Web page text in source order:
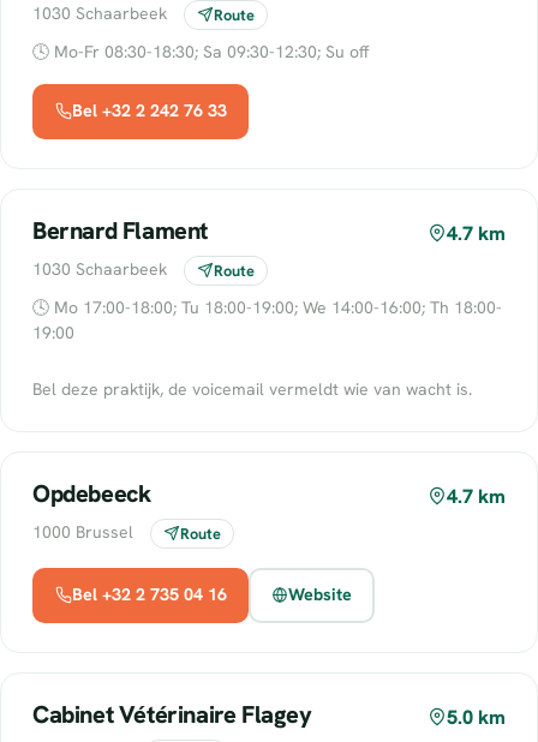
1030 Schaarbeek Route
🕓 Mo-Fr 08:30-18:30; Sa 09:30-12:30; Su off
Bel +32 2 242 76 33
Bernard Flament 4.7 km
1030 Schaarbeek Route
🕓 Mo 17:00-18:00; Tu 18:00-19:00; We 14:00-16:00; Th 18:00-
19:00
Bel deze praktijk, de voicemail vermeldt wie van wacht is.
Opdebeeck 4.7 km
1000 Brussel Route
Bel +32 2 735 04 16 Website
Cabinet Vétérinaire Flagey 5.0 km